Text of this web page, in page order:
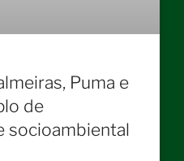
Puma e
de
socioambiental